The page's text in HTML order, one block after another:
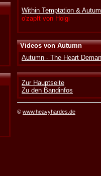
Within Temptation &
o'zapft von Holgi
Videos von Autumn
Autumn - The Heart
Zur Hauptseite
Zu den Bandinfos
©www.heavyhardes.de